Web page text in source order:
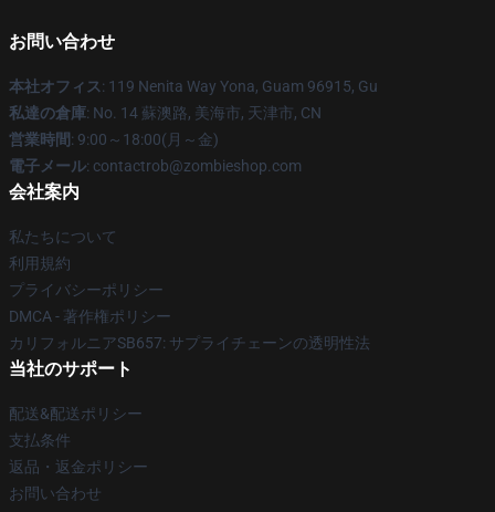
お問い合わせ
本社オフィス: 119 Nenita Way Yona, Guam 96915, Gu
私達の倉庫: No. 14 蘇澳路, 美海市, 天津市, CN
営業時間: 9:00～18:00(月～金)
電子メール: contactrob@zombieshop.com
会社案内
私たちについて
利用規約
プライバシーポリシー
DMCA - 著作権ポリシー
カリフォルニアSB657: サプライチェーンの透明性法
当社のサポート
配送&配送ポリシー
支払条件
返品・返金ポリシー
お問い合わせ